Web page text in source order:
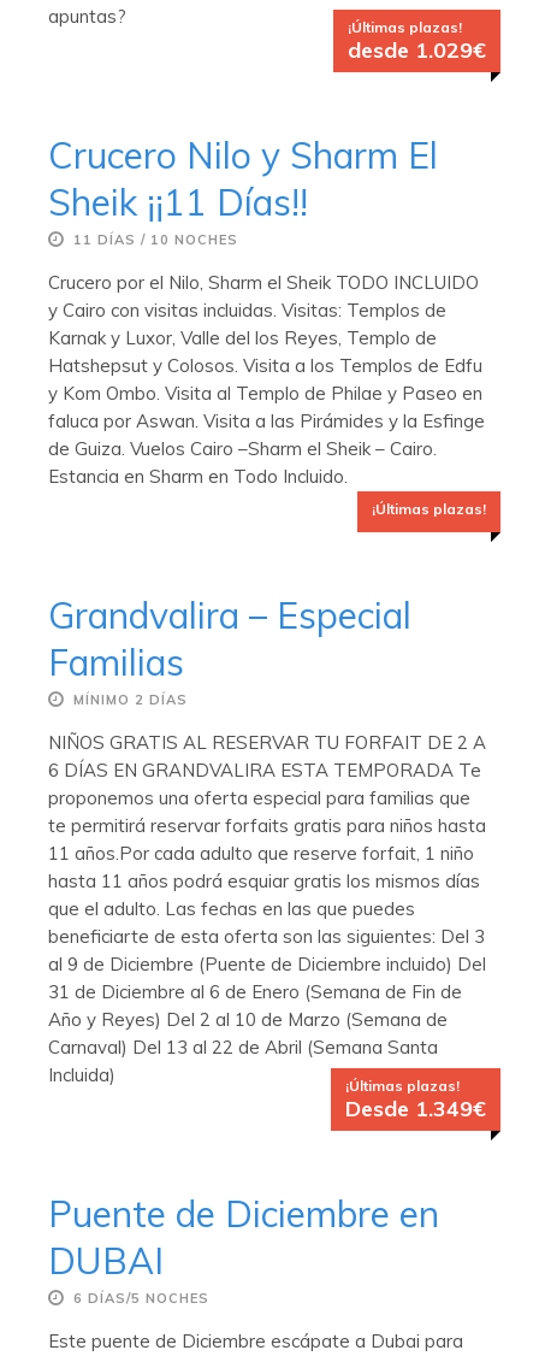
apuntas?
¡Últimas plazas!
desde 1.029€
Crucero Nilo y Sharm El
Sheik ¡¡11 Días!!
11 DÍAS / 10 NOCHES
Crucero por el Nilo, Sharm el Sheik TODO INCLUIDO
y Cairo con visitas incluidas. Visitas: Templos de
Karnak y Luxor, Valle del los Reyes, Templo de
Hatshepsut y Colosos. Visita a los Templos de Edfu
y Kom Ombo. Visita al Templo de Philae y Paseo en
faluca por Aswan. Visita a las Pirámides y la Esfinge
de Guiza. Vuelos Cairo –Sharm el Sheik – Cairo.
Estancia en Sharm en Todo Incluido.
¡Últimas plazas!
Grandvalira – Especial
Familias
MÍNIMO 2 DÍAS
NIÑOS GRATIS AL RESERVAR TU FORFAIT DE 2 A
6 DÍAS EN GRANDVALIRA ESTA TEMPORADA Te
proponemos una oferta especial para familias que
te permitirá reservar forfaits gratis para niños hasta
11 años.Por cada adulto que reserve forfait, 1 niño
hasta 11 años podrá esquiar gratis los mismos días
que el adulto. Las fechas en las que puedes
beneficiarte de esta oferta son las siguientes: Del 3
al 9 de Diciembre (Puente de Diciembre incluido) Del
31 de Diciembre al 6 de Enero (Semana de Fin de
Año y Reyes) Del 2 al 10 de Marzo (Semana de
Carnaval) Del 13 al 22 de Abril (Semana Santa
Incluida)
¡Últimas plazas!
Desde 1.349€
Puente de Diciembre en
DUBAI
6 DÍAS/5 NOCHES
Este puente de Diciembre escápate a Dubai para